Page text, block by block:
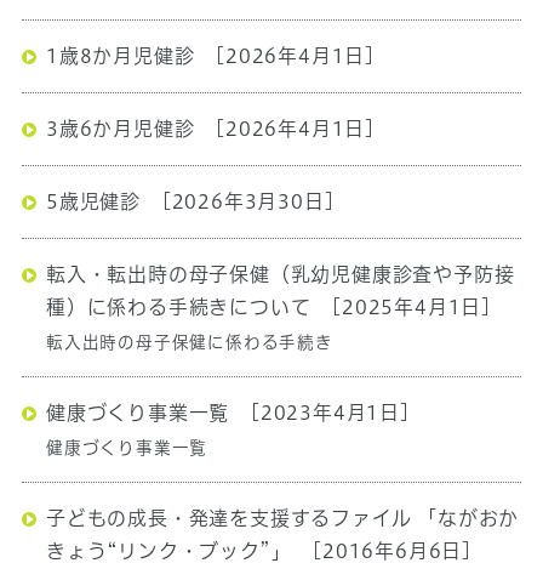
1歳8か月児健診 [2026年4月1日]
3歳6か月児健診 [2026年4月1日]
5歳児健診 [2026年3月30日]
転入・転出時の母子保健（乳幼児健康診査や予防接
種）に係わる手続きについて
[2025年4月1日]
転入出時の母子保健に係わる手続き
健康づくり事業一覧 [2023年4月1日]
健康づくり事業一覧
子どもの成長・発達を支援するファイル 「ながおか
きょう“リンク・ブック”」
[2016年6月6日]